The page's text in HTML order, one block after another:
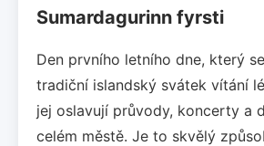
Sumardagurinn fyrsti
Den prvního letního dne, který
tradiční islandský svátek vítání
jej oslavují průvody, koncerty a
celém městě. Je to skvělý